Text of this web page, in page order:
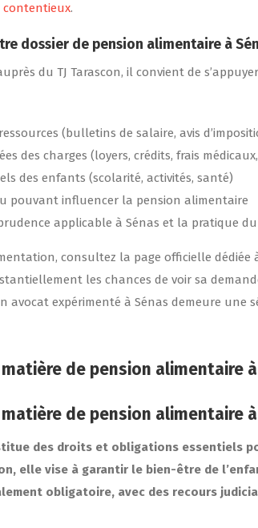
contentieux.
dossier de pension alimentaire à
du TJ Tarascon, il convient de
(bulletins de salaire, avis
des charges (loyers, crédits, frais
des enfants (scolarité, activités, santé)
pouvant influencer la pension alimentaire
applicable à Sénas et la pratique du
consultez la page officielle dédiée
les chances de voir sa
avocat expérimenté à Sénas demeure
de pension alimentaire
de pension alimentaire
des droits et obligations essentiels
elle vise à garantir le bien-être de
obligatoire, avec des recours